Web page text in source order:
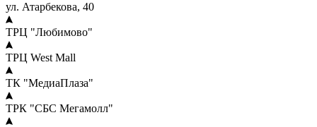
ул. Атарбекова, 40
ТРЦ "Любимово"
ТРЦ West Mall
ТК "МедиаПлаза"
ТРК "СБС Мегамолл"